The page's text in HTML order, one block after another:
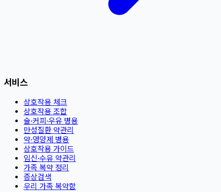
서비스
상호작용 체크
상호작용 조합
술·커피·우유 병용
만성질환 약관리
약·영양제 병용
상호작용 가이드
임신·수유 약관리
가족 복약 정리
증상검색
우리 가족 복약함